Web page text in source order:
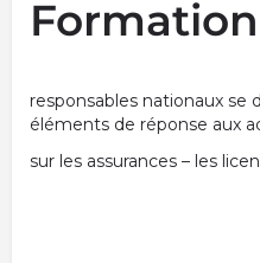
responsables nationaux se
éléments de réponse aux
sur les assurances – les